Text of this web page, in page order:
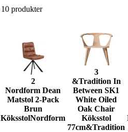
10 produkter
2
Nordform Dean
Matstol 2-Pack
Brun
KöksstolNordform
3
&Tradition In
Between SK1
White Oiled
Oak Chair
Köksstol
77cm&Tradition